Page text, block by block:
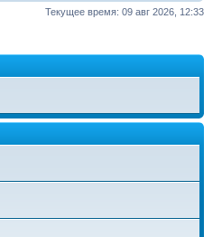
Текущее время: 09 авг 2026, 12:33